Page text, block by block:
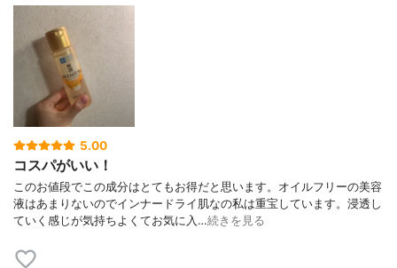
5.00
コスパがいい！
このお値段でこの成分はとてもお得だと思います。オイルフリーの美容
液はあまりないのでインナードライ肌なの私は重宝しています。浸透し
ていく感じが気持ちよくてお気に入…続きを見る